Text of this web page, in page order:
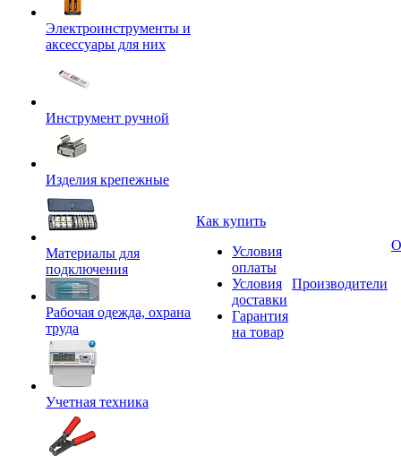
Электроинструменты и
аксессуары для них
Инструмент ручной
Изделия крепежные
Материалы для
подключения
Рабочая одежда, охрана
труда
Учетная техника
Как купить
Условия
оплаты
Условия
доставки
Гарантия
на товар
Производители